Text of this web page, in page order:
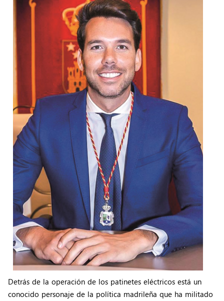
Detrás de la operación de los patinetes eléctricos está un
conocido personaje de la política madrileña que ha militado